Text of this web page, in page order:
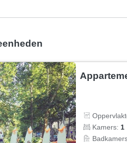
Kamers: 1